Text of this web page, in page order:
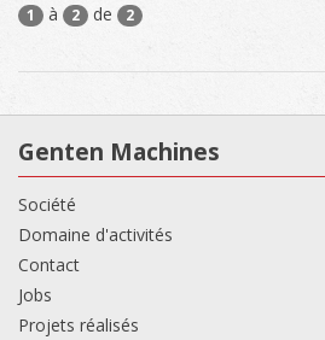
1 à 2 de 2
Genten Machines
Société
Domaine d'activités
Contact
Jobs
Projets réalisés